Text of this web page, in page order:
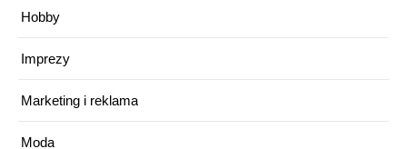
Hobby
Imprezy
Marketing i reklama
Moda